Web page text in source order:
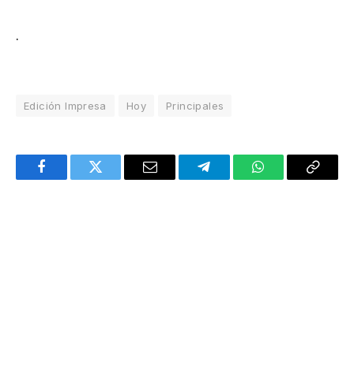
.
Edición Impresa Hoy Principales
FacebookTwitter Email TelegramWhatsAppCopy